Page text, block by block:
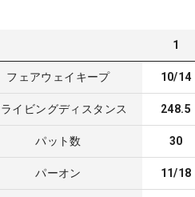
1
フェアウェイキープ 10/14
ライビングディスタンス 248.5
パット数 30
パーオン 11/18